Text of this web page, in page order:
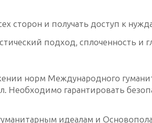
сторон и получать доступ к
подход, сплоченность и
норм Международного
Необходимо гарантировать
идеалам и